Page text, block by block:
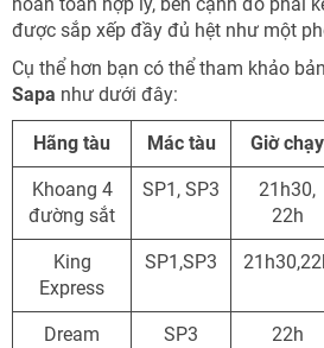
được sắp xếp đầy đủ hệt như một
Cụ thể hơn bạn có thể tham khảo
Sapa như dưới đây:
Hãng tàu Mác tàu Giờ chạy
Khoang 4
đường sắt
SP1, SP3
21h30,
22h
King
Express
SP1,SP3
Dream
SP3 22h